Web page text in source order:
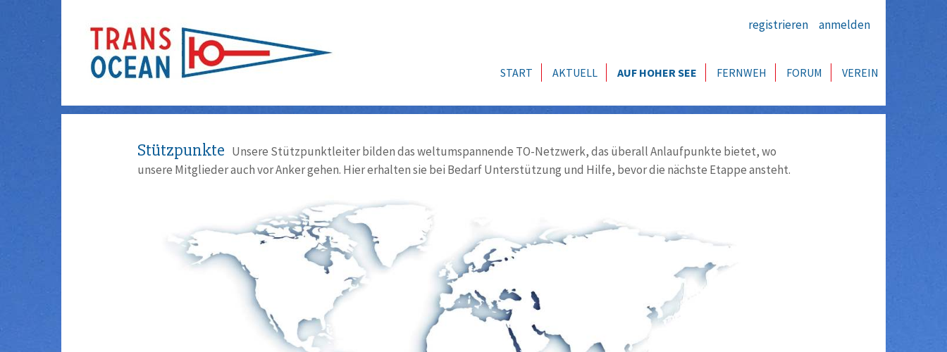
registrieren anmelden
START AKTUELL AUF HOHER SEE FERNWEH FORUM VEREIN
Stützpunkte Unsere Stützpunktleiter bilden das weltumspannende TO-Netzwerk, das überall Anlaufpunkte bietet, wo
unsere Mitglieder auch vor Anker gehen. Hier erhalten sie bei Bedarf Unterstützung und Hilfe, bevor die nächste Etappe ansteht.